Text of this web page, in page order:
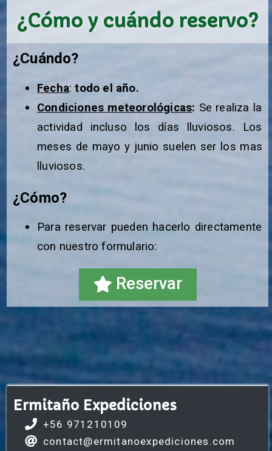
¿Cómo y cuándo reservo?​
¿Cuándo?
Fecha:todo el año.
Condiciones meteorológicas: Se realiza la
actividad incluso los días lluviosos. Los
meses de mayo y junio suelen ser los mas
lluviosos.
¿Cómo?
Para reservar pueden hacerlo directamente
con nuestro formulario:
Reservar
Ermitaño Expediciones
+56 971210109
contact@ermitanoexpediciones.com